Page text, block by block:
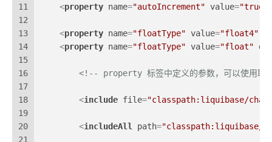
11
12
13
14
15
16
17
18
19
20
21
<property name="autoIncrement" value="true"
<property name="floatType" value="float4"
<property name="floatType" value="float"
<!-- property 标签中定义的参数，可以使用
<include file="classpath:liquibase/
<includeAll path="classpath:liquibase/